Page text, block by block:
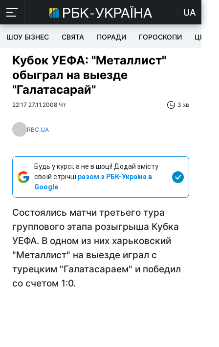
UA
ШОУ БІЗНЕС СВЯТА ПОРАДИ ГОРОСКОПИ ЦІКАВЕ
Кубок УЕФА: "Металлист"
обыграл на выезде
"Галатасарай"
22:17 27.11.2008 Чт 3 хв
RBC.UA
Будь у курсі, а не в шоці! Додай змісту
своїй стрічці разом з РБК-Україна в
Google
Состоялись матчи третьего тура
группового этапа розыгрыша Кубка
УЕФА. В одном из них харьковский
"Металлист" на выезде играл с
турецким "Галатасараем" и победил
со счетом 1:0.